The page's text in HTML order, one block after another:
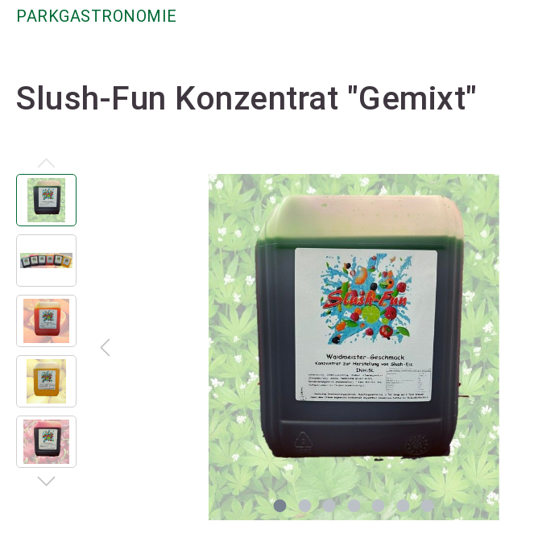
PARKGASTRONOMIE
Slush-Fun Konzentrat "Gemixt"